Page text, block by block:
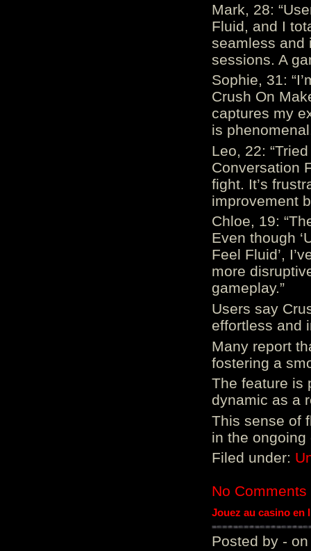
Mark, 28:
Fluid, and I
seamless and
sessions. A
Sophie, 31:
Crush On
captures my
is
Leo, 22:
Conversation
fight. It’s
improvement
Chloe, 19:
Even though
Feel Fluid’,
more
gameplay.”
Users say
effortless and
Many report
fostering a
The feature is
dynamic as a
This sense of
in the ongoing
Filed under:
No Comments
Jouez au casino en
Posted by - on